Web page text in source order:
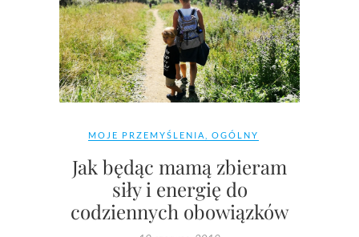
MOJE PRZEMYŚLENIA OGÓLNY
Jak będąc mamą zbieram
siły i energię do
codziennych obowiązków